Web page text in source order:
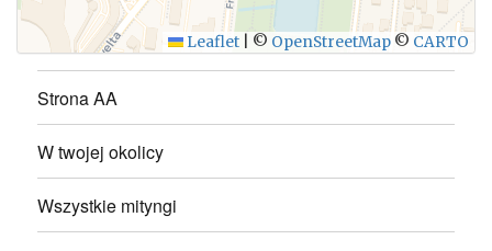
Leaflet © OpenStreetMap © CARTO
Strona AA
W twojej okolicy
Wszystkie mityngi